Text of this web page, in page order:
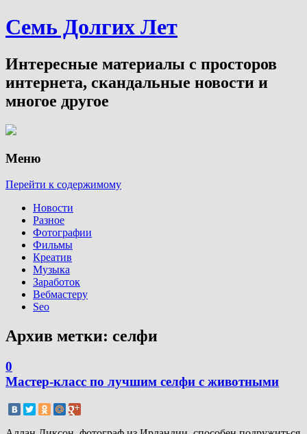
Семь Долгих Лет
Интересные материалы с просторов
интернета, скандальные новости и
многое другое
Меню
Перейти к содержимому
Новости
Разное
Фотографии
Фильмы
Креатив
Музыка
Заработок
Вебмастеру
Seo
Архив метки: селфи
0
Мастер-класс по лучшим селфи с животными